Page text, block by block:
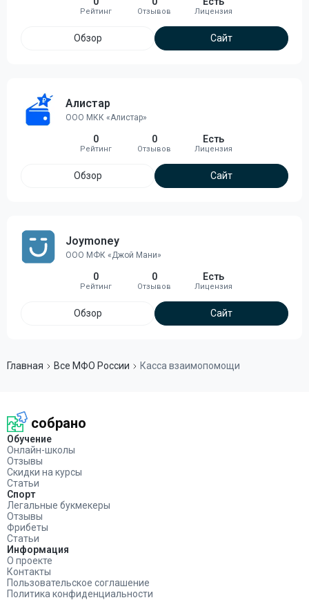
Обзор Сайт
Алистар
ООО МКК «Алистар»
0 0 Есть
Обзор Сайт
Joymoney
ООО МФК «Джой Мани»
0 0 Есть
Обзор Сайт
Главная Все МФО России Касса взаимопомощи
собрано
Обучение
Онлайн-школы
Отзывы
Скидки на курсы
Статьи
Спорт
Легальные букмекеры
Отзывы
Фрибеты
Статьи
Информация
О проекте
Контакты
Пользовательское соглашение
Политика конфиденциальности